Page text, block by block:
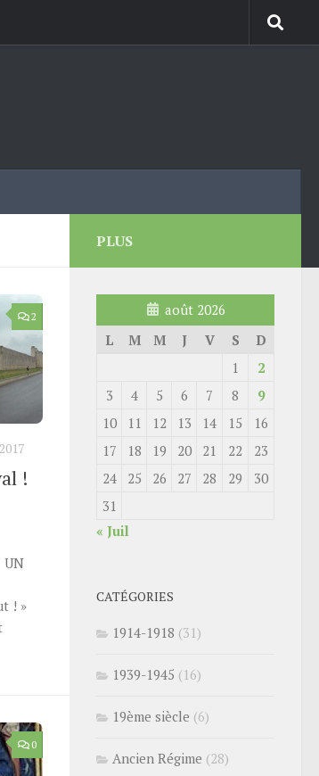
2
!
! »
0
PLUS
août 2026
L
M M J V S
D
1
2
3
4 5 6 7 8
9
10
11 12 13 14 15
16
17
18 19 20 21 22
23
24
25 26 27 28 29
30
31
« Juil
CATÉGORIES
1914-1918 (31)
1939-1945 (16)
19ème siècle (6)
Ancien Régime (28)